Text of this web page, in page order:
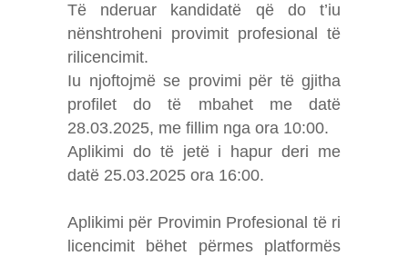
Të nderuar kandidatë që do t’iu
nënshtroheni provimit profesional të
rilicencimit.
Iu njoftojmë se provimi për të gjitha
profilet do të mbahet me datë
28.03.2025, me fillim nga ora 10:00.
Aplikimi do të jetë i hapur deri me
datë 25.03.2025 ora 16:00.
Aplikimi për Provimin Profesional të ri
licencimit bëhet përmes platformës